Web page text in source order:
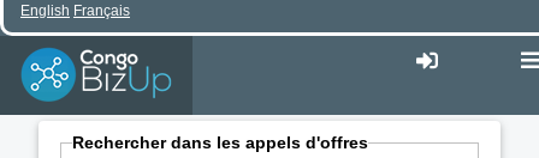
English Français
Rechercher dans les appels d'offres